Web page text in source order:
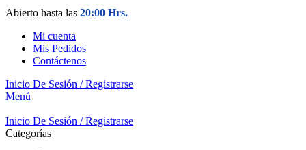
Abierto hasta las 20:00 Hrs.
Mi cuenta
Mis Pedidos
Contáctenos
Inicio De Sesión / Registrarse
Menú
Inicio De Sesión / Registrarse
Categorías